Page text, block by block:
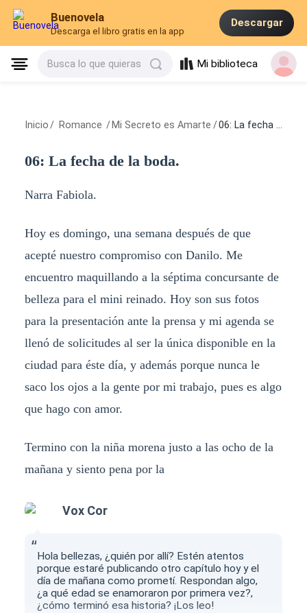
Buenovela
Descarga el libro gratis en la app
Descargar
Busca lo que quieras Mi biblioteca
Inicio / Romance / Mi Secreto es Amarte /06: La fecha de la boda.
06: La fecha de la boda.
Narra Fabiola.
Hoy es domingo, una semana después de que
acepté nuestro compromiso con Danilo. Me
encuentro maquillando a la séptima concursante de
belleza para el mini reinado. Hoy son sus fotos
para la presentación ante la prensa y mi agenda se
llenó de solicitudes al ser la única disponible en la
ciudad para éste día, y además porque nunca le
saco los ojos a la gente por mi trabajo, pues es algo
que hago con amor.
Termino con la niña morena justo a las ocho de la
mañana y siento pena por la
Vox Cor
Hola bellezas, ¿quién por allí? Estén atentos
porque estaré publicando otro capítulo hoy y el
día de mañana como prometí. Respondan algo,
¿a qué edad se enamoraron por primera vez?,
¿cómo terminó esa historia? ¡Los leo!